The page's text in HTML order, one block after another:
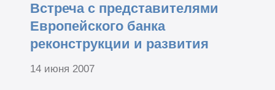
Встреча с представителями
Европейского банка
реконструкции и развития
14 июня 2007